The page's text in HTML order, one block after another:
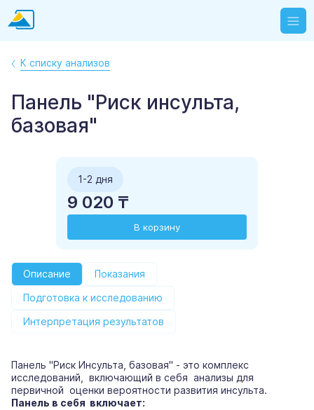
К списку анализов
Панель "Риск инсульта,
базовая"
1-2 дня
9 020 ₸
В корзину
Описание
Показания
Подготовка к исследованию
Интерпретация результатов
Панель "Риск Инсульта, базовая" - это комплекс
исследований, включающий в себя анализы для
первичной оценки вероятности развития инсульта.
Панель в себя включает: